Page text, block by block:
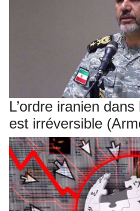
L’ordre iranien
est irréversible